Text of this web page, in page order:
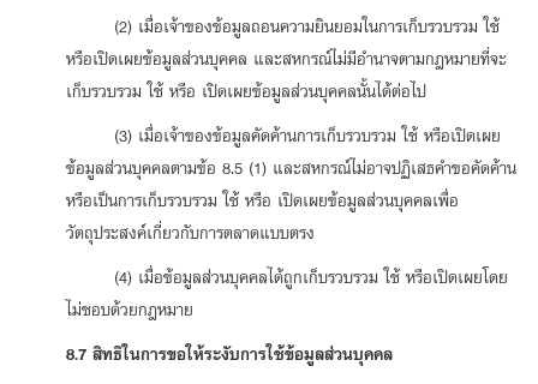
(2) เมื่อเจ้าของข้อมูลถอนความยินยอมในการเก็บรวบรวม ใช้
หรือเปิดเผยข้อมูลส่วนบุคคล และสหกรณ์ไม่มีอำนาจตามกฎหมายที่จะ
เก็บรวบรวม ใช้ หรือ เปิดเผยข้อมูลส่วนบุคคลนั้นได้ต่อไป
(3) เมื่อเจ้าของข้อมูลคัดค้านการเก็บรวบรวม ใช้ หรือเปิดเผย
ข้อมูลส่วนบุคคลตามข้อ 8.5 (1) และสหกรณ์ไม่อาจปฏิเสธคำขอคัดค้าน
หรือเป็นการเก็บรวบรวม ใช้ หรือ เปิดเผยข้อมูลส่วนบุคคลเพื่อ
วัตถุประสงค์เกี่ยวกับการตลาดแบบตรง
(4) เมื่อข้อมูลส่วนบุคคลได้ถูกเก็บรวบรวม ใช้ หรือเปิดเผยโดย
ไม่ชอบด้วยกฎหมาย
8.7 สิทธิในการขอให้ระงับการใช้ข้อมูลส่วนบุคคล